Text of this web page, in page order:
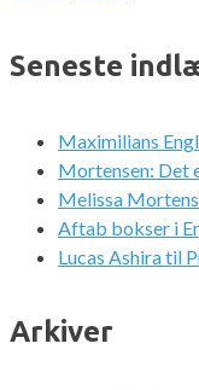
Seneste
Maximilians
Mortensen: Det
Melissa
Aftab bokser i
Lucas Ashira til
Arkiver